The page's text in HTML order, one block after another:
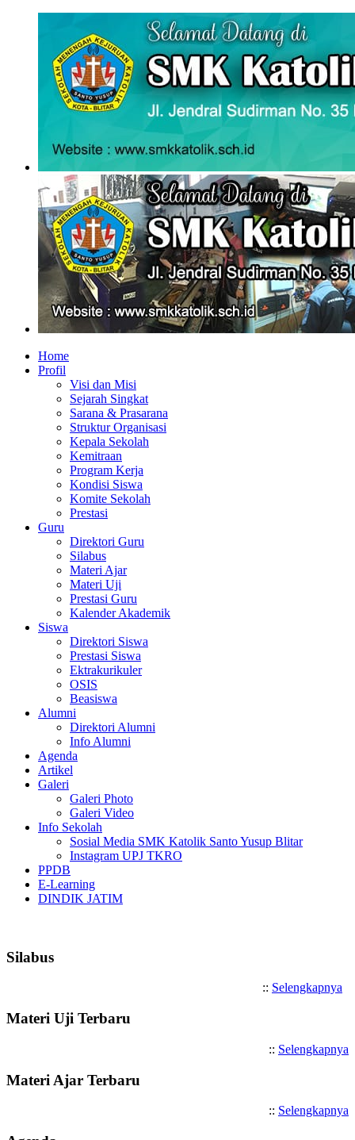
Home
Profil
Visi dan Misi
Sejarah Singkat
Sarana & Prasarana
Struktur Organisasi
Kepala Sekolah
Kemitraan
Program Kerja
Kondisi Siswa
Komite Sekolah
Prestasi
Guru
Direktori Guru
Silabus
Materi Ajar
Materi Uji
Prestasi Guru
Kalender Akademik
Siswa
Direktori Siswa
Prestasi Siswa
Ektrakurikuler
OSIS
Beasiswa
Alumni
Direktori Alumni
Info Alumni
Agenda
Artikel
Galeri
Galeri Photo
Galeri Video
Info Sekolah
Sosial Media SMK Katolik Santo Yusup Blitar
Instagram UPJ TKRO
PPDB
E-Learning
DINDIK JATIM
Silabus
:: Selengkapnya
Materi Uji Terbaru
:: Selengkapnya
Materi Ajar Terbaru
:: Selengkapnya